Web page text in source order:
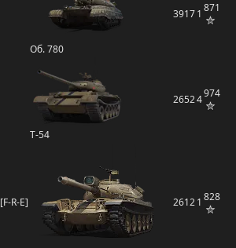
Об. 780
39171 871
Т-54
26524974
R-E] 26121 828